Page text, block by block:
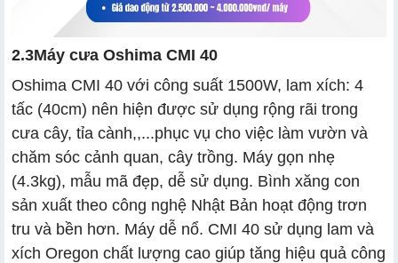
2.3Máy cưa Oshima CMI 40
Oshima CMI 40 với công suất 1500W, lam xích: 4
tấc (40cm) nên hiện được sử dụng rộng rãi trong
cưa cây, tỉa cành,,...phục vụ cho việc làm vườn và
chăm sóc cảnh quan, cây trồng. Máy gọn nhẹ
(4.3kg), mẫu mã đẹp, dễ sử dụng. Bình xăng con
sản xuất theo công nghệ Nhật Bản hoạt động trơn
tru và bền hơn. Máy dễ nổ. CMI 40 sử dụng lam và
xích Oregon chất lượng cao giúp tăng hiệu quả công